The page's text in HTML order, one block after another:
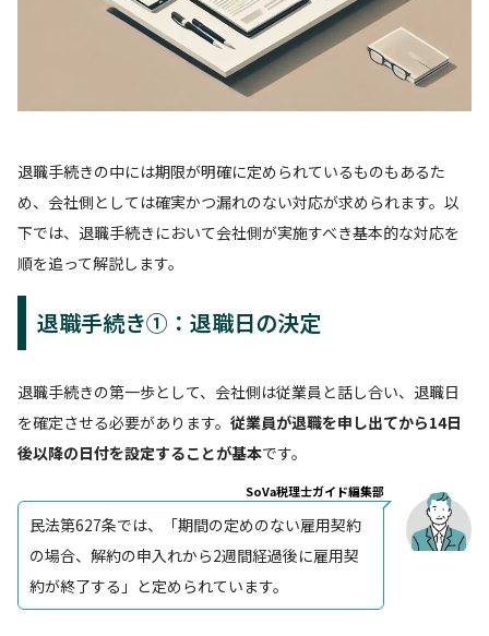
退職手続きの中には期限が明確に定められているものもあるた
め、会社側としては確実かつ漏れのない対応が求められます。以
下では、退職手続きにおいて会社側が実施すべき基本的な対応を
順を追って解説します。
退職手続き①：退職日の決定
退職手続きの第一歩として、会社側は従業員と話し合い、退職日
を確定させる必要があります。 従業員が退職を申し出てから14日
後以降の日付を設定することが基本です。
SoVa税理士ガイド編集部
民法第627条では、「期間の定めのない雇用契約
の場合、解約の申入れから2週間経過後に雇用契
約が終了する」と定められています。